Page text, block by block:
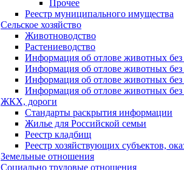
Прочее
Реестр муниципального имущества
Сельское хозяйство
Животноводство
Растениеводство
Информация об отлове животных без
Информация об отлове животных без
Информация об отлове животных без
Информация об отлове животных без
ЖКХ, дороги
Стандарты раскрытия информации
Жилье для Российской семьи
Реестр кладбищ
Реестр хозяйствующих субъектов,
Земельные отношения
Социально трудовые отношения